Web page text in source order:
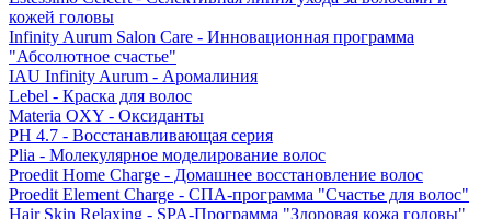
кожей головы
Infinity Aurum Salon Care - Инновационная программа
"Абсолютное счастье"
IAU Infinity Aurum - Аромалиния
Lebel - Краска для волос
Materia OXY - Оксиданты
PH 4.7 - Восстанавливающая серия
Plia - Молекулярное моделирование волос
Proedit Home Charge - Домашнее восстановление волос
Proedit Element Charge - СПА-программа "Счастье для волос"
Hair Skin Relaxing - SPA-Программа "Здоровая кожа головы"